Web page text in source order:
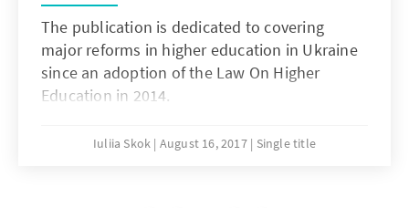
The publication is dedicated to covering
major reforms in higher education in Ukraine
since an adoption of the Law On Higher
Education in 2014.
Iuliia Skok August 16, 2017 Single title